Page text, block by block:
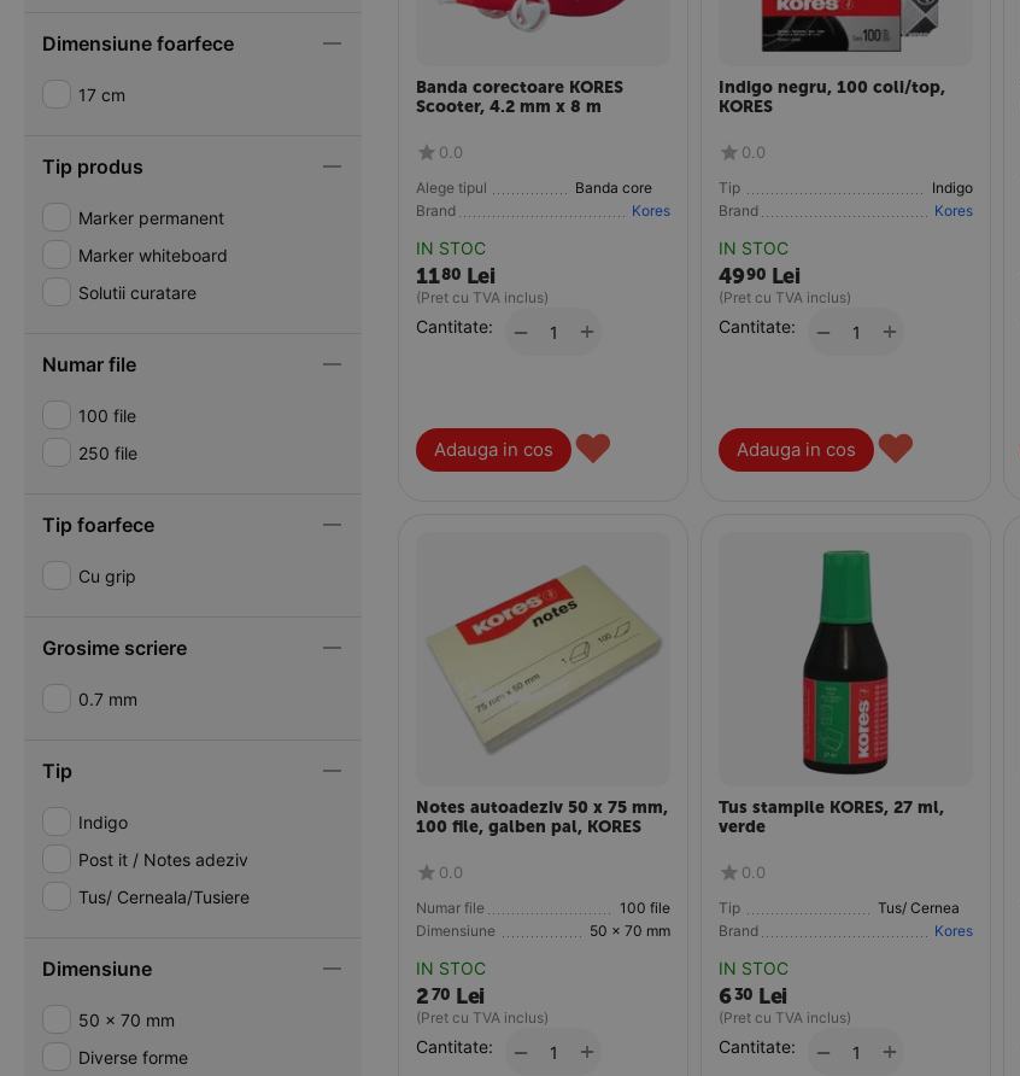
Banda corectoare KORES
Scooter, 4.2 mm x 8 m
0.0
Alege tipul
Banda corectoare
Brand
Kores
IN STOC
1180 Lei
(Pret cu TVA inclus)
Cantitate: +
−
Adauga in cos ♥
Indigo negru, 100 coli/top,
KORES
0.0
Tip
Indigo
Brand
Kores
IN STOC
4990 Lei
(Pret cu TVA inclus)
Cantitate: +
−
Adauga in cos ♥
Notes autoadeziv 50 x 75 mm,
100 file, galben pal, KORES
0.0
Numar file
100 file
Dimensiune
50 x 70 mm
IN STOC
270 Lei
(Pret cu TVA inclus)
Cantitate: +
−
Tus stampile KORES, 27 ml,
verde
0.0
Tip
Brand
Kores
IN STOC
630 Lei
(Pret cu TVA inclus)
Cantitate: +
−
Dimensiune foarfece
17 cm
Tip produs
Marker permanent
Marker whiteboard
Solutii curatare
Numar file
100 file
250 file
Tip foarfece
Cu grip
Grosime scriere
0.7 mm
Tip
Indigo
Post it / Notes adeziv
Tus/ Cerneala/Tusiere
Dimensiune
50 x 70 mm
Diverse forme